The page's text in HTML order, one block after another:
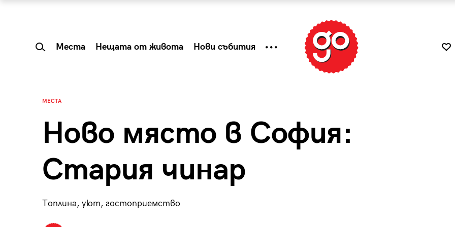
Места Нещата от живота Нови събития
МЕСТА
Ново място в София:
Стария чинар
Топлина, уют, гостоприемство
Summer Prelude: как